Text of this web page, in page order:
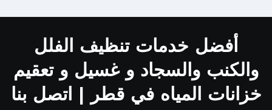
أفضل خدمات تنظيف الفلل
والكنب والسجاد و غسيل و تعقيم
خزانات المياه في قطر | اتصل بنا